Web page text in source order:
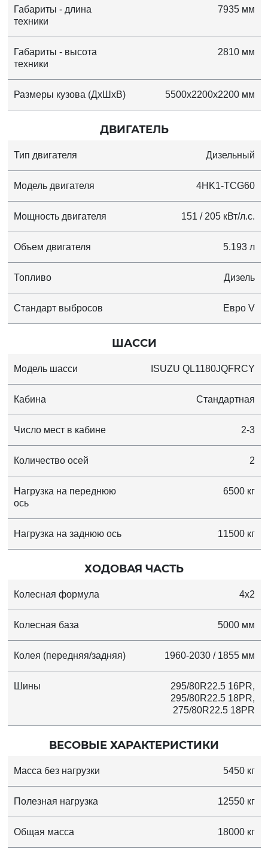
Габариты - длина
техники
7935 мм
Габариты - высота
техники
2810 мм
Размеры кузова (ДхШхВ) 5500x2200x2200 мм
ДВИГАТЕЛЬ
Тип двигателя Дизельный
Модель двигателя 4HK1-TCG60
Мощность двигателя 151 / 205 кВт/л.с.
Объем двигателя 5.193 л
Топливо Дизель
Стандарт выбросов Евро V
ШАССИ
Модель шасси ISUZU QL1180JQFRCY
Кабина Стандартная
Число мест в кабине 2-3
Количество осей 2
Нагрузка на переднюю
ось
6500 кг
Нагрузка на заднюю ось 11500 кг
ХОДОВАЯ ЧАСТЬ
Колесная формула 4x2
Колесная база 5000 мм
Колея (передняя/задняя) 1960-2030 / 1855 мм
Шины
295/80R22.5 16PR,
295/80R22.5 18PR,
275/80R22.5 18PR
ВЕСОВЫЕ ХАРАКТЕРИСТИКИ
Масса без нагрузки 5450 кг
Полезная нагрузка 12550 кг
Общая масса 18000 кг